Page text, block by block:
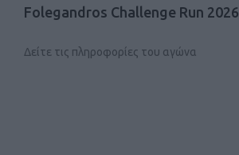
Folegandros Challenge Run 2026
Δείτε τις πληροφορίες του αγώνα